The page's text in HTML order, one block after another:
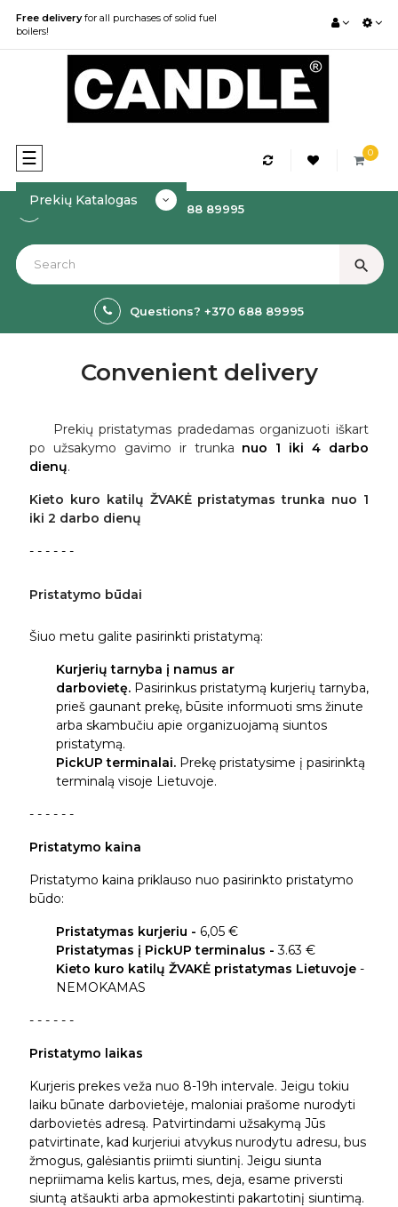
Free deliveryfor all purchases of solid fuel
boilers!
Toggle
navigation
☰ 0
How to order? +370 688 89995
Prekių Katalogas
search
Questions? +370 688 89995
Convenient delivery
Prekių pristatymas pradedamas organizuoti iškart
po užsakymo gavimo ir trunka nuo 1 iki 4 darbo
dienų.
Kieto kuro katilų ŽVAKĖ pristatymas trunka nuo 1
iki 2 darbo dienų
- - - - - -
Pristatymo būdai
Šiuo metu galite pasirinkti pristatymą:
Kurjerių tarnyba į namus ar
darbovietę. Pasirinkus pristatymą kurjerių tarnyba,
prieš gaunant prekę, būsite informuoti sms žinute
arba skambučiu apie organizuojamą siuntos
pristatymą.
PickUP terminalai. Prekę pristatysime į pasirinktą
terminalą visoje Lietuvoje.
- - - - - -
Pristatymo kaina
Pristatymo kaina priklauso nuo pasirinkto pristatymo
būdo:
Pristatymas kurjeriu - 6,05 €
Pristatymas į PickUP terminalus - 3.63 €
Kieto kuro katilų ŽVAKĖ pristatymas Lietuvoje -
NEMOKAMAS
- - - - - -
Pristatymo laikas
Kurjeris prekes veža nuo 8-19h intervale. Jeigu tokiu
laiku būnate darbovietėje, maloniai prašome nurodyti
darbovietės adresą. Patvirtindami užsakymą Jūs
patvirtinate, kad kurjeriui atvykus nurodytu adresu, bus
žmogus, galėsiantis priimti siuntinį. Jeigu siunta
nepriimama kelis kartus, mes, deja, esame priversti
siuntą atšaukti arba apmokestinti pakartotinį siuntimą.